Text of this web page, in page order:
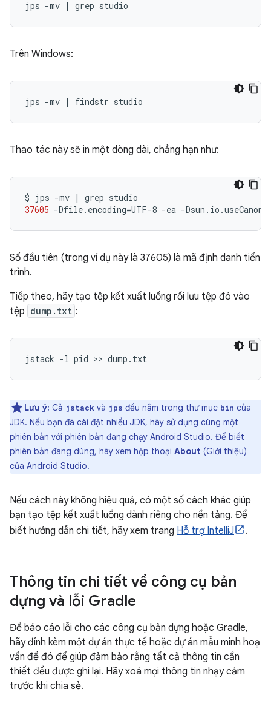
Trên Windows:
Thao tác này sẽ in một dòng dài, chẳng hạn như:
$ jps -mv | grep
37605 -Dfile.encoding=UTF-8 -ea -
Số đầu tiên (trong ví dụ này là 37605) là mã định danh tiến
trình.
Tiếp theo, hãy tạo tệp kết xuất luồng rồi lưu tệp đó vào
tệp dump.txt :
Lưu ý: Cả jstack và jps đều nằm trong thư mục bin của
JDK. Nếu bạn đã cài đặt nhiều JDK, hãy sử dụng cùng một
phiên bản với phiên bản đang chạy Android Studio. Để biết
phiên bản đang dùng, hãy xem hộp thoại About (Giới thiệu)
của Android Studio.
Nếu cách này không hiệu quả, có một số cách khác giúp
bạn tạo tệp kết xuất luồng dành riêng cho nền tảng. Để
biết hướng dẫn chi tiết, hãy xem trang Hỗ trợ IntelliJ .
Thông tin chi tiết về công cụ bản
dựng và lỗi Gradle
Để báo cáo lỗi cho các công cụ bản dựng hoặc Gradle,
hãy đính kèm một dự án thực tế hoặc dự án mẫu minh hoạ
vấn đề đó để giúp đảm bảo rằng tất cả thông tin cần
thiết đều được ghi lại. Hãy xoá mọi thông tin nhạy cảm
trước khi chia sẻ.